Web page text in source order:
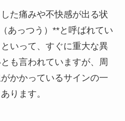
た痛みや不快感が出る状
あっつう）**と呼ばれてい
いって、すぐに重大な異
も言われていますが、周
かかっているサインの一
ります。